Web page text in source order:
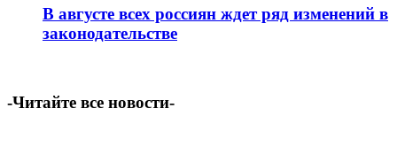
В августе всех россиян ждет ряд изменений в
законодательстве
-Читайте все новости-